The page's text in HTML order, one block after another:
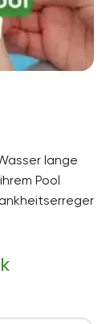
lange
Pool